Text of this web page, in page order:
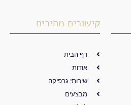
קישורים מהירים
דף הבית
אודות
שירותי גרפיקה
מבצעים